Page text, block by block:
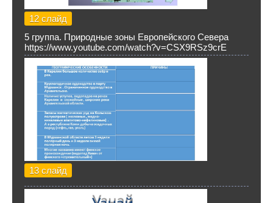
12 слайд
5 группа. Природные зоны Европейского Севера
https://www.youtube.com/watch?v=CSX9RSz9crE
13 слайд